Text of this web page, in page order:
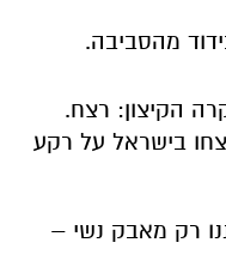
מהסביבה.
הקיצון: רצח.
33 נשים נרצחו בישראל על רקע
רק מאבק נשי –